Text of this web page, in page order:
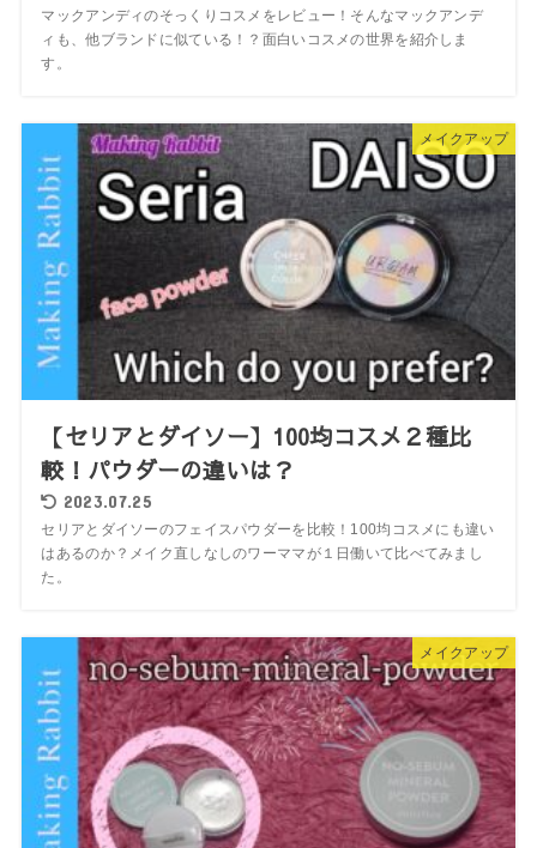
マックアンディのそっくりコスメをレビュー！そんなマックアンデ
ィも、他ブランドに似ている！？面白いコスメの世界を紹介しま
す。
メイクアップ
【セリアとダイソー】100均コスメ２種比
較！パウダーの違いは？
2023.07.25
セリアとダイソーのフェイスパウダーを比較！100均コスメにも違い
はあるのか？メイク直しなしのワーママが１日働いて比べてみまし
た。
メイクアップ